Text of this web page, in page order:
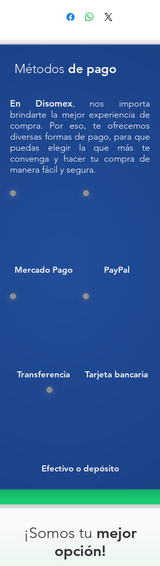
delimitar y control de flujo de
aplicación de pintura pulverizada
con ello mayor resistencia ante
ambientes lluviosos, soleados,
salinos y factores como el hielo y el
polvo.
Para garantizar la calidad en la
pintura nuestro sistema de
automatizado y realizamos pruebas
POPOTILLO METAL VALLA DE
CONTROL PEATONAL// VALLA
DELIMITADORA// VALLA DE
Métodos de pago
En Disomex, nos importa
brindarte la mejor experiencia de
compra. Por eso, te ofrecemos
diversas formas de pago, para que
puedas elegir la que más te
convenga y hacer tu compra de
manera fácil y segura.
Mercado Pago
Transferencia
PayPal
Tarjeta bancaria
Efectivo o depósito
¡Somos tu mejor
opción!